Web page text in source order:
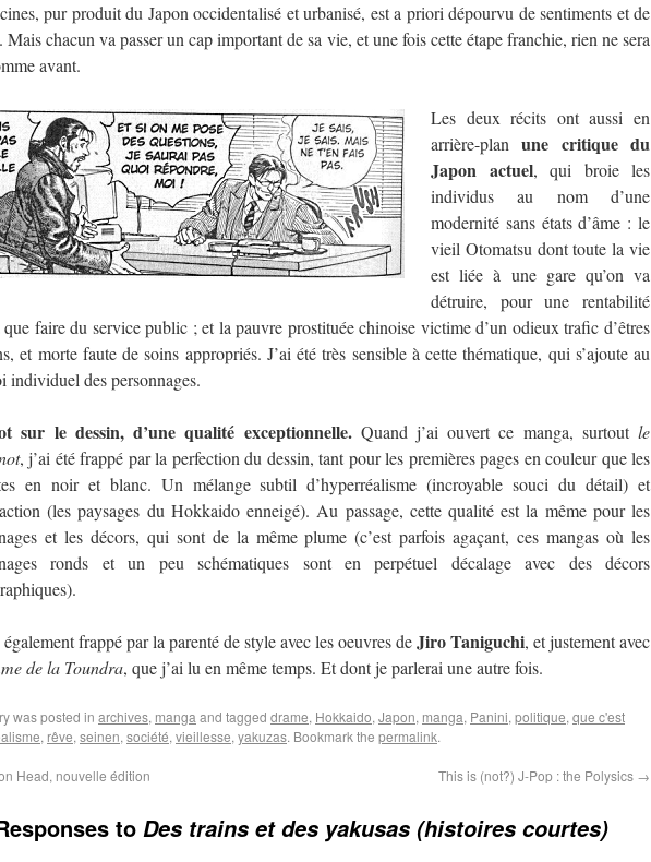
pur produit du Japon occidentalisé et urbanisé, est a priori dépourvu de sentiments et de
Mais chacun va passer un cap important de sa vie, et une fois cette étape franchie, rien ne sera
avant.
Les deux récits ont aussi en
arrière-planune critique du
Japon actuel, qui broie les
individus au nom d’une
modernité sans états d’âme : le
vieil Otomatsu dont toute la vie
est liée à une gare qu’on va
détruire, pour une rentabilité
que faire du service public ; et la pauvre prostituée chinoise victime d’un odieux trafic d’êtres
et morte faute de soins appropriés. J’ai été très sensible à cette thématique, qui s’ajoute au
individuel des personnages.
sur le dessin, d’une qualité exceptionnelle. Quand j’ai ouvert ce manga, surtoutle
, j’ai été frappé par la perfection du dessin, tant pour les premières pages en couleur que les
en noir et blanc. Un mélange subtil d’hyperréalisme (incroyable souci du détail) et
(les paysages du Hokkaido enneigé). Au passage, cette qualité est la même pour les
et les décors, qui sont de la même plume (c’est parfois agaçant, ces mangas où les
ronds et un peu schématiques sont en perpétuel décalage avec des décors
également frappé par la parenté de style avec les oeuvres deJiro Taniguchi, et justement avec
de la Toundra, que j’ai lu en même temps. Et dont je parlerai une autre fois.
was posted in archives, manga and tagged drame, Hokkaido, Japon, manga, Panini, politique, que c'est
, rêve, seinen, société, vieillesse, yakuzas. Bookmark the permalink.
Head, nouvelle édition This is (not?) J-Pop : the Polysics →
to Des trains et des yakusas (histoires courtes)